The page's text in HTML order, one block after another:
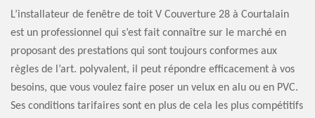
L’installateur de fenêtre de toit V Couverture 28 à Courtalain
est un professionnel qui s’est fait connaître sur le marché en
proposant des prestations qui sont toujours conformes aux
règles de l’art. polyvalent, il peut répondre efficacement à vos
besoins, que vous voulez faire poser un velux en alu ou en PVC.
Ses conditions tarifaires sont en plus de cela les plus compétitifs